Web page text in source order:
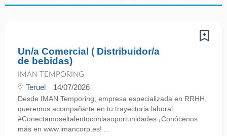
Un/a Comercial ( Distribuidor/a
de bebidas)
IMAN TEMPORING
Teruel 14/07/2026
Desde IMAN Temporing, empresa especializada en RRHH,
queremos acompañarte en tu trayectoria laboral.
#Conectamoseltalentoconlasoportunidades ¡Conócenos
más en www.imancorp.es! ...